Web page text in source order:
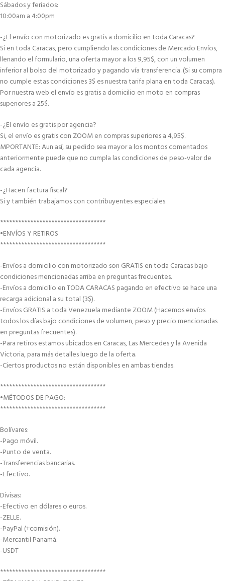
Sábados y feriados:
10:00am a 4:00pm
-¿El envío con motorizado es gratis a domicilio en toda Caracas?
Si en toda Caracas, pero cumpliendo las condiciones de Mercado Envíos,
llenando el formulario, una oferta mayor a los 9,95$, con un volumen
inferior al bolso del motorizado y pagando vía transferencia. (Si su compra
no cumple estas condiciones 3$ es nuestra tarifa plana en toda Caracas).
Por nuestra web el envío es gratis a domicilio en moto en compras
superiores a 25$.
-¿El envío es gratis por agencia?
Si, el envío es gratis con ZOOM en compras superiores a 4,95$.
MPORTANTE: Aun así, su pedido sea mayor a los montos comentados
anteriormente puede que no cumpla las condiciones de peso-valor de
cada agencia.
-¿Hacen factura fiscal?
Si y también trabajamos con contribuyentes especiales.
***********************************
•ENVÍOS Y RETIROS
***********************************
-Envíos a domicilio con motorizado son GRATIS en toda Caracas bajo
condiciones mencionadas arriba en preguntas frecuentes.
-Envíos a domicilio en TODA CARACAS pagando en efectivo se hace una
recarga adicional a su total (3$).
-Envíos GRATIS a toda Venezuela mediante ZOOM (Hacemos envíos
todos los días bajo condiciones de volumen, peso y precio mencionadas
en preguntas frecuentes).
-Para retiros estamos ubicados en Caracas, Las Mercedes y la Avenida
Victoria, para más detalles luego de la oferta.
-Ciertos productos no están disponibles en ambas tiendas.
***********************************
•MÉTODOS DE PAGO:
***********************************
Bolívares:
-Pago móvil.
-Punto de venta.
-Transferencias bancarias.
-Efectivo.
Divisas:
-Efectivo en dólares o euros.
-ZELLE.
-PayPal (+comisión).
-Mercantil Panamá.
-USDT
***********************************